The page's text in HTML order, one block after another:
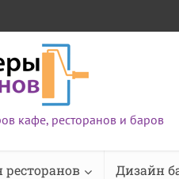
кафе, ресторанов и баров
ресторанов Дизайн